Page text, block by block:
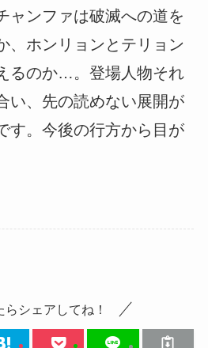
ャンファは破滅への道を
、ホンリョンとテリョン
るのか…。登場人物それ
い、先の読めない展開が
す。今後の行方から目が
らシェアしてね！